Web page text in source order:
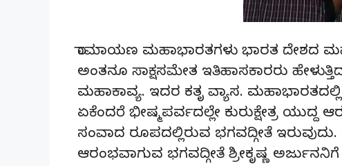
ರಾಮಾಯಣ ಮಹಾಭಾರತಗಳು ಭಾರತ ದೇಶದ
ಅಂತನೂ ಸಾಕ್ಷಸಮೇತ ಇತಿಹಾಸಕಾರರು
ಮಹಾಕಾವ್ಯ. ಇದರ ಕತೃ ವ್ಯಾಸ.
ಏಕೆಂದರೆ ಭೀಷ್ಮಪರ್ವದಲ್ಲೇ ಕುರುಕ್ಷೇತ್ರ ಯುದ್ದ
ಸಂವಾದ ರೂಪದಲ್ಲಿರುವ ಭಗವದ್ಗೀತೆ
ಆರಂಭವಾಗುವ ಭಗವದ್ಗೀತೆ ಶ್ರೀಕೃಷ್ಣ